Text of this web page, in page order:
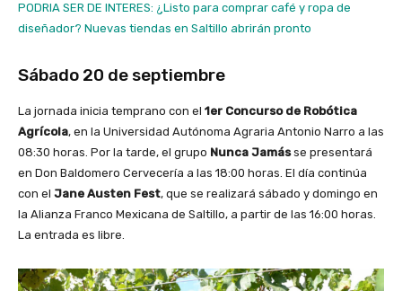
PODRIA SER DE INTERES: ¿Listo para comprar café y ropa de
diseñador? Nuevas tiendas en Saltillo abrirán pronto
Sábado 20 de septiembre
La jornada inicia temprano con el 1er Concurso de Robótica
Agrícola, en la Universidad Autónoma Agraria Antonio Narro a las
08:30 horas. Por la tarde, el grupo Nunca Jamásse presentará
en Don Baldomero Cervecería a las 18:00 horas. El día continúa
con el Jane Austen Fest, que se realizará sábado y domingo en
la Alianza Franco Mexicana de Saltillo, a partir de las 16:00 horas.
La entrada es libre.